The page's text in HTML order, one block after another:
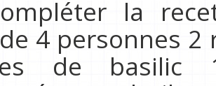
la
4 personnes
de basilic